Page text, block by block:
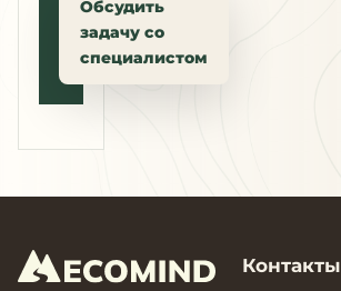
Обсудить
задачу со
специалистом
Контакты